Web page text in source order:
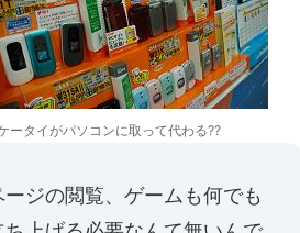
ータイがパソコンに取って代わる??
ジの閲覧、ゲームも何でも